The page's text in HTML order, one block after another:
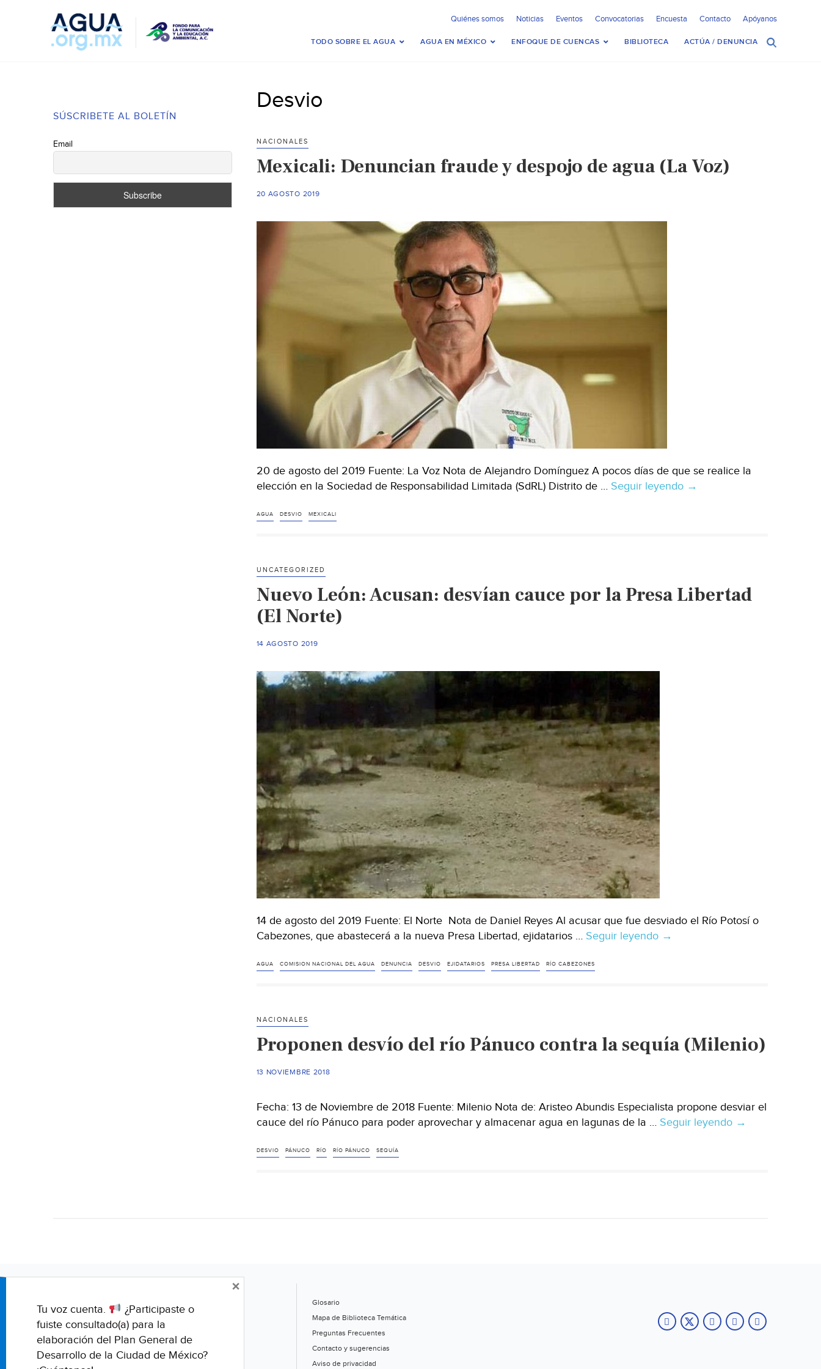
Quiénes somos Noticias Eventos Convocatorias Encuesta Contacto Apóyanos
TODO SOBRE EL AGUA AGUA EN MÉXICO ENFOQUE DE CUENCAS BIBLIOTECA ACTÚA / DENUNCIA
SÚSCRIBETE AL BOLETÍN
Email
Desvio
NACIONALES
Mexicali: Denuncian fraude y despojo de agua (La Voz)
20 AGOSTO 2019
20 de agosto del 2019 Fuente: La Voz Nota de Alejandro Domínguez A pocos días de que se realice la
elección en la Sociedad de Responsabilidad Limitada (SdRL) Distrito de … Seguir leyendo Mexicali:
(La
→
AGUA DESVIO MEXICALI
UNCATEGORIZED
Nuevo León: Acusan: desvían cauce por la Presa Libertad
(El Norte)
14 AGOSTO 2019
14 de agosto del 2019 Fuente: El Norte Nota de Daniel Reyes Al acusar que fue desviado el Río Potosí o
Cabezones, que abastecerá a la nueva Presa Libertad, ejidatarios … Seguir leyendo Nuevo
Presa
→
AGUA COMISION NACIONAL DEL AGUA DENUNCIA DESVIO EJIDATARIOS PRESA LIBERTAD RÍO CABEZONES
NACIONALES
Proponen desvío del río Pánuco contra la sequía (Milenio)
13 NOVIEMBRE 2018
Fecha: 13 de Noviembre de 2018 Fuente: Milenio Nota de: Aristeo Abundis Especialista propone desviar el
cauce del río Pánuco para poder aprovechar y almacenar agua en lagunas de la … Seguir leyendo Proponen
→
DESVIO PÁNUCO RÍO RÍO PÁNUCO SEQUÍA
Glosario
Mapa de Biblioteca Temática
Preguntas Frecuentes
Contacto y sugerencias
Aviso de privacidad
Tu voz cuenta.
¿Participaste o
fuiste consultado(a) para la
elaboración del Plan General de
Desarrollo de la Ciudad de México?
×